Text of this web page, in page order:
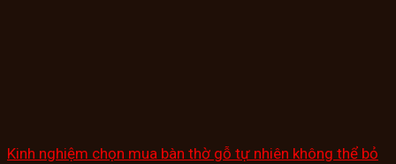
Kinh nghiệm chọn mua bàn thờ gỗ tự nhiên không thể bỏ